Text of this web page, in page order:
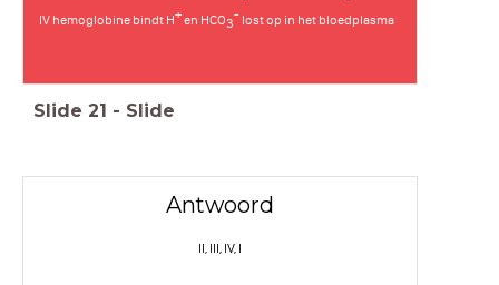
IV hemoglobine bindt H+en HCO3
-lost op in het bloedplasma
Slide 21 - Slide
Antwoord
II, III, IV, I